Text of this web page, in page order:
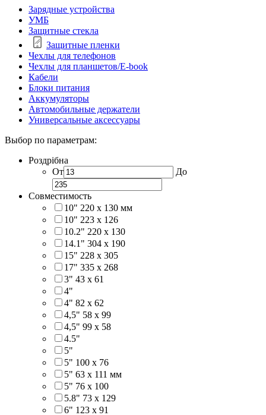
Зарядные устройства
УМБ
Защитные стекла
Защитные пленки
Чехлы для телефонов
Чехлы для планшетов/E-book
Кабели
Блоки питания
Аккумуляторы
Автомобильные держатели
Универсальные аксессуары
Выбор по параметрам:
Роздрібна
От
До
Совместимость
10" 220 x 130 мм
10" 223 x 126
10.2" 220 x 130
14.1" 304 х 190
15" 228 x 305
17" 335 х 268
3" 43 x 61
4"
4" 82 x 62
4,5" 58 х 99
4,5" 99 x 58
4.5"
5"
5" 100 x 76
5" 63 x 111 мм
5" 76 х 100
5.8" 73 x 129
6" 123 х 91